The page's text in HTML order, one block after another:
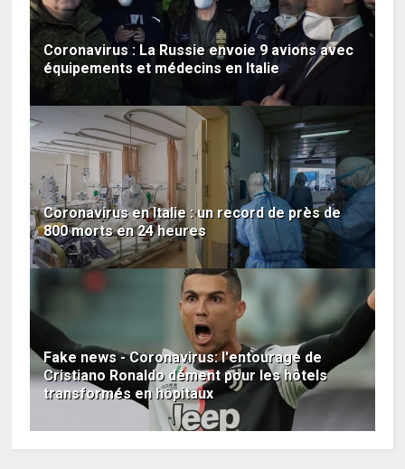
Coronavirus : La Russie envoie 9 avions avec
équipements et médecins en Italie
Coronavirus en Italie : un record de près de
800 morts en 24 heures
Fake news - Coronavirus: l'entourage de
Cristiano Ronaldo dément pour les hôtels
transformés en hôpitaux